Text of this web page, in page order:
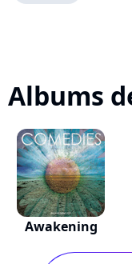
Albums
Awakening